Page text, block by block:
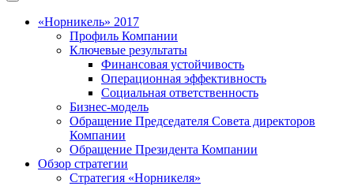
«Норникель» 2017
Профиль Компании
Ключевые результаты
Финансовая устойчивость
Операционная эффективность
Социальная ответственность
Бизнес-модель
Обращение Председателя Совета директоров
Компании
Обращение Президента Компании
Обзор стратегии
Стратегия «Норникеля»